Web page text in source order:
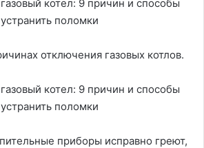
отключения газовых котлов.
приборы исправно греют,